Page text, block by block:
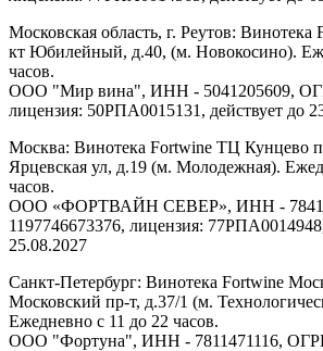
Московская область, г. Реутов: Винотека
кт Юбилейный, д.40, (м. Новокосино).
часов.
ООО "Мир вина", ИНН - 5041205609,
лицензия: 50РПА0015131, действует до
Москва: Винотека Fortwine ТЦ Кунцево
Ярцевская ул, д.19 (м. Молодежная).
часов.
ООО «ФОРТВАЙН СЕВЕР», ИНН -
1197746673376, лицензия:
25.08.2027
Санкт-Петербург: Винотека Fortwine
Московский пр-т, д.37/1 (м.
Ежедневно с 11 до 22 часов.
ООО "Фортуна", ИНН - 7811471116,